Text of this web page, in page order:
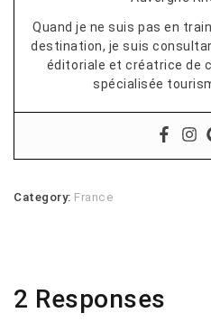
Quand je ne suis pas en
destination, je suis
éditoriale et créatrice de
spécialisée
Category: France
2 Responses